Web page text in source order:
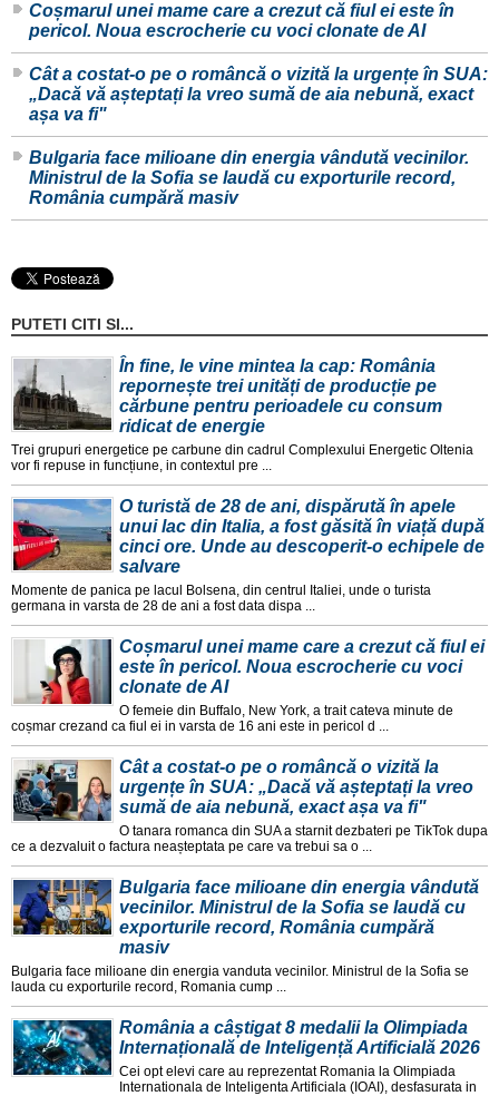
Coșmarul unei mame care a crezut că fiul ei este în
pericol. Noua escrocherie cu voci clonate de AI
Cât a costat-o pe o româncă o vizită la urgențe în SUA:
„Dacă vă așteptați la vreo sumă de aia nebună, exact
așa va fi"
Bulgaria face milioane din energia vândută vecinilor.
Ministrul de la Sofia se laudă cu exporturile record,
România cumpără masiv
PUTETI CITI SI...
În fine, le vine mintea la cap: România
repornește trei unități de producție pe
cărbune pentru perioadele cu consum
ridicat de energie
Trei grupuri energetice pe carbune din cadrul Complexului Energetic Oltenia
vor fi repuse in funcțiune, in contextul pre ...
O turistă de 28 de ani, dispărută în apele
unui lac din Italia, a fost găsită în viață după
cinci ore. Unde au descoperit-o echipele de
salvare
Momente de panica pe lacul Bolsena, din centrul Italiei, unde o turista
germana in varsta de 28 de ani a fost data dispa ...
Coșmarul unei mame care a crezut că fiul ei
este în pericol. Noua escrocherie cu voci
clonate de AI
O femeie din Buffalo, New York, a trait cateva minute de
coșmar crezand ca fiul ei in varsta de 16 ani este in pericol d ...
Cât a costat-o pe o româncă o vizită la
urgențe în SUA: „Dacă vă așteptați la vreo
sumă de aia nebună, exact așa va fi"
O tanara romanca din SUA a starnit dezbateri pe TikTok dupa
ce a dezvaluit o factura neașteptata pe care va trebui sa o ...
Bulgaria face milioane din energia vândută
vecinilor. Ministrul de la Sofia se laudă cu
exporturile record, România cumpără
masiv
Bulgaria face milioane din energia vanduta vecinilor. Ministrul de la Sofia se
lauda cu exporturile record, Romania cump ...
România a câștigat 8 medalii la Olimpiada
Internațională de Inteligență Artificială 2026
Cei opt elevi care au reprezentat Romania la Olimpiada
Internationala de Inteligenta Artificiala (IOAI), desfasurata in